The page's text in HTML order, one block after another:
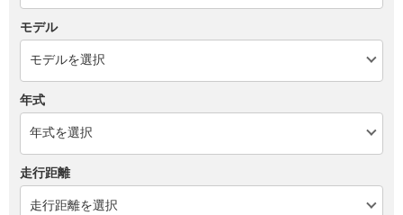
モデル
年式
走行距離